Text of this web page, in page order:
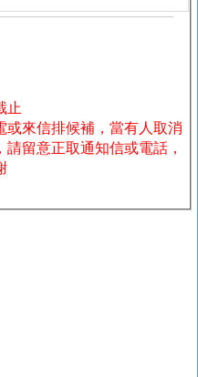
止
或來信排候補，當有人取消
留意正取通知信或電話，